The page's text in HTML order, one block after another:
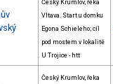
Český Krumlov, řeka
Vltava. Start u domku
Egona Schieleho; cíl
pod mostem v lokalitě
U Trojice - htt
Český Krumlov, řeka